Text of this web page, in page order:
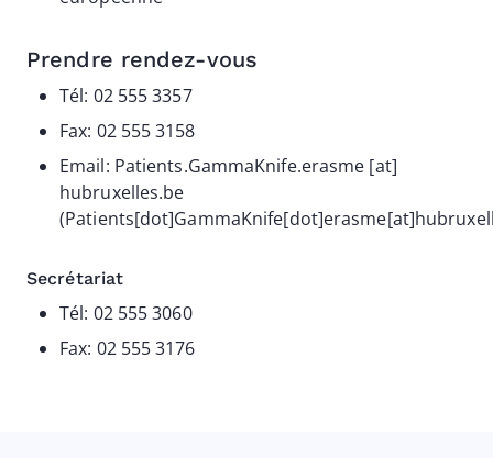
Prendre rendez-vous
Tél: 02 555 3357
Fax: 02 555 3158
Email: Patients.GammaKnife.erasme [at]
hubruxelles.be
Secrétariat
Tél: 02 555 3060
Fax: 02 555 3176